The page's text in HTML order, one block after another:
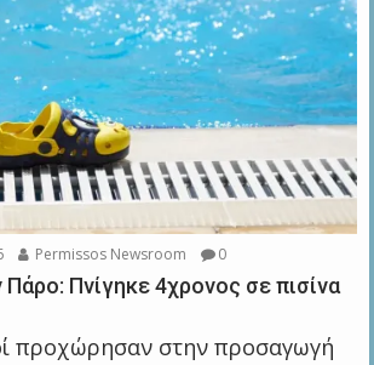
Permissos Newsroom 0
Πνίγηκε 4χρονος σε πισίνα
προχώρησαν στην προσαγωγή